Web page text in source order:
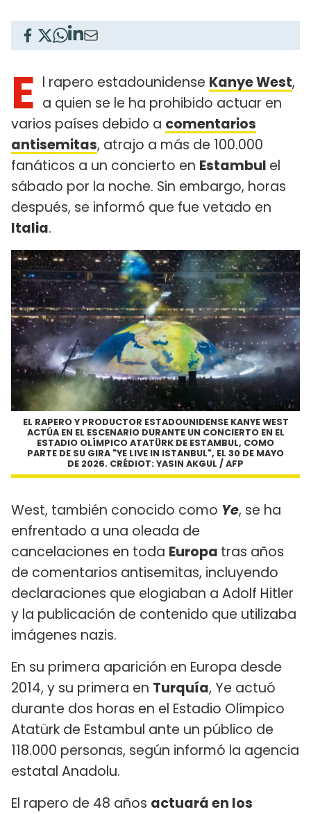
E l rapero estadounidense Kanye West,
a quien se le ha prohibido actuar en
varios países debido a comentarios
antisemitas, atrajo a más de 100.000
fanáticos a un concierto en Estambul el
sábado por la noche. Sin embargo, horas
después, se informó que fue vetado en
Italia.
EL RAPERO Y PRODUCTOR ESTADOUNIDENSE KANYE WEST
ACTÚA EN EL ESCENARIO DURANTE UN CONCIERTO EN EL
ESTADIO OLÍMPICO ATATÜRK DE ESTAMBUL, COMO
PARTE DE SU GIRA "YE LIVE IN ISTANBUL", EL 30 DE MAYO
DE 2026. CRÉDIOT: YASIN AKGUL / AFP
West, también conocido como Ye, se ha
enfrentado a una oleada de
cancelaciones en toda Europa tras años
de comentarios antisemitas, incluyendo
declaraciones que elogiaban a Adolf Hitler
y la publicación de contenido que utilizaba
imágenes nazis.
En su primera aparición en Europa desde
2014, y su primera en Turquía, Ye actuó
durante dos horas en el Estadio Olímpico
Atatürk de Estambul ante un público de
118.000 personas, según informó la agencia
estatal Anadolu.
El rapero de 48 años actuará en los